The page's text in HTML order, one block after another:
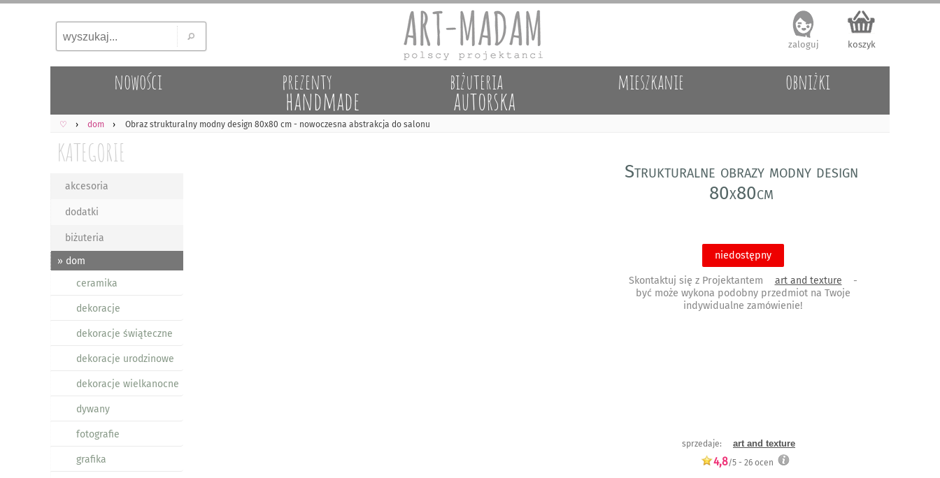
koszyk
zaloguj
nowości prezenty
handmade
biżuteria
autorska
mieszkanie obniżki
♡ dom Obraz strukturalny modny design 80x80 cm - nowoczesna abstrakcja do salonu
KATEGORIE
akcesoria
dodatki
biżuteria
» dom
ceramika
dekoracje
dekoracje świąteczne
dekoracje urodzinowe
dekoracje wielkanocne
dywany
fotografie
grafika
Strukturalne obrazy modny design
80x80cm
niedostępny
Skontaktuj się z Projektantem art and texture
-
być może wykona podobny przedmiot na Twoje
indywidualne zamówienie!
sprzedaje: art and texture
4,8/5 - 26ocen